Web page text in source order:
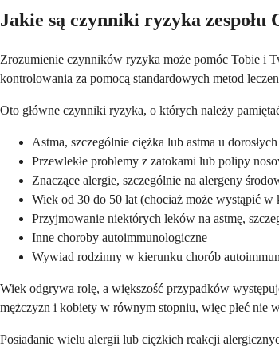
Jakie są czynniki ryzyka zespołu
Zrozumienie czynników ryzyka może pomóc Tobie i
kontrolowania za pomocą standardowych metod
Oto główne czynniki ryzyka, o których należy
Astma, szczególnie ciężka lub astma u dorosłych
Przewlekłe problemy z zatokami lub polipy
Znaczące alergie, szczególnie na alergeny
Wiek od 30 do 50 lat (chociaż może wystąpić w
Przyjmowanie niektórych leków na astmę,
Inne choroby autoimmunologiczne
Wywiad rodzinny w kierunku chorób
Wiek odgrywa rolę, a większość przypadków
mężczyzn i kobiety w równym stopniu, więc płeć nie
Posiadanie wielu alergii lub ciężkich reakcji